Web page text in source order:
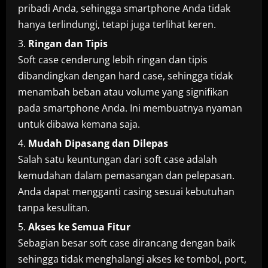
pribadi Anda, sehingga smartphone Anda tidak
hanya terlindungi, tetapi juga terlihat keren.
Ringan dan Tipis
Soft case cenderung lebih ringan dan tipis
dibandingkan dengan hard case, sehingga tidak
menambah beban atau volume yang signifikan
pada smartphone Anda. Ini membuatnya nyaman
untuk dibawa kemana saja.
Mudah Dipasang dan Dilepas
Salah satu keuntungan dari soft case adalah
kemudahan dalam pemasangan dan pelepasan.
Anda dapat mengganti casing sesuai kebutuhan
tanpa kesulitan.
Akses ke Semua Fitur
Sebagian besar soft case dirancang dengan baik
sehingga tidak menghalangi akses ke tombol, port,